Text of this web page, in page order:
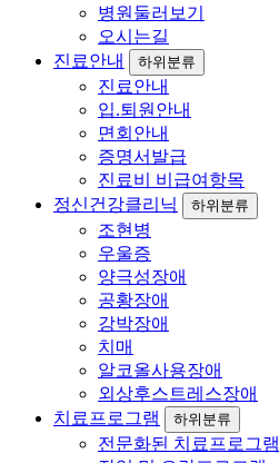
병원둘러보기
오시는길
진료안내
하위분류
진료안내
입.퇴원안내
면회안내
증명서발급
진료비 비급여항목
정신건강클리닉
하위분류
조현병
우울증
양극성장애
공황장애
강박장애
치매
알코올사용장애
외상후스트레스장애
치료프로그램
하위분류
전문화된 치료프로그램